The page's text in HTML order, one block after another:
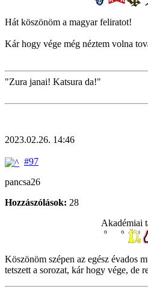
Hát köszönöm a magyar feliratot!
Kár hogy vége még néztem volna
"Zura janai! Katsura da!"
2023.02.26. 14:46
#97
pancsa26
Hozzászólások: 28
Akadémiai
Köszönöm szépen az egész évados
tetszett a sorozat, kár hogy vége, de